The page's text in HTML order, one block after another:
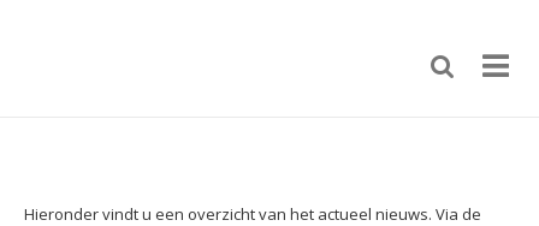
Hieronder vindt u een overzicht van het actueel nieuws. Via de